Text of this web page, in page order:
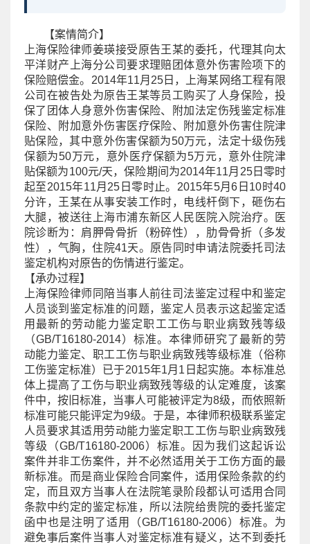
【案情简介】
上海保险律师姜瑛接受原告王某的委托，代理其向太
平洋财产上海分公司要求理赔团体意外伤害险项下的
保险赔偿金。2014年11月25日，上海某网络工程有限
公司在被告处为原告王某等员工购买了人身保险，投
保了团体人身意外伤害保险、附加法定伤残鉴定标准
保险、附加意外伤害医疗保险、附加意外伤害住院津
贴保险，其中意外伤害保额为50万元，法定十级伤残
保额为50万元，意外医疗保额为5万元，意外住院津
贴保额为100元/天，保险期间为2014年11月25日零时
起至2015年11月25日零时止。2015年5月6日10时40
分许，王某在从事安装工作时，电线杆倒下，砸伤右
大腿，被送往上海市浦东新区人民医院入院治疗。医
院诊断为：肩胛骨骨折（粉碎性），肋骨骨折（多发
性），气胸，住院41天。原告同时申请法院委托司法
鉴定机构对原告的伤情进行鉴定。
【承办过程】
上海保险律师同陪当事人前往司法鉴定过程中和鉴定
人员谈到鉴定标准的问题，鉴定人员表示这起鉴定适
用最新的劳动能力鉴定职工工伤与职业病致残等级
（GB/T16180-2014）标准。本律师研究了最新的劳
动能力鉴定、职工工伤与职业病致残等级标准（俗称
工伤鉴定标准）已于2015年1月1日起实施。本标准总
体上提高了工伤与职业病致残等级的认定难度，该案
件中，按旧标准，当事人可能被评定为8级，而依照新
标准可能只能评定为9级。于是，本律师积极联系鉴定
人员要求其适用劳动能力鉴定职工工伤与职业病致残
等级（GB/T16180-2006）标准。因为我们这起诉讼
案件并非工伤案件，并不必然适用关于工伤方面的最
新标准。而是商业保险合同案件，适用保险条款的约
定，而且双方当事人在法院笔录阶段都认可适用合同
条款中约定的鉴定标准，所以法院给贵院的委托鉴定
函中也是注明了适用（GB/T16180-2006）标准。为
避免事后案件当事人对鉴定标准有疑义，达不到委托